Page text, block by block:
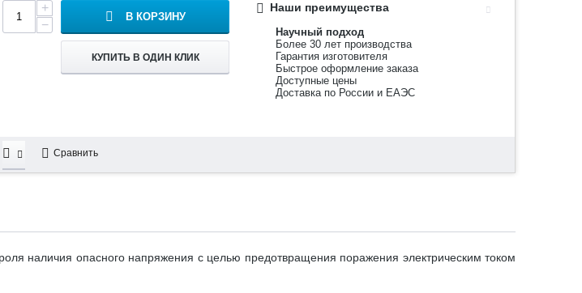
+
−
В КОРЗИНУ
КУПИТЬ В ОДИН КЛИК
Наши преимущества
Научный подход
Более 30 лет производства
Гарантия изготовителя
Быстрое оформление заказа
Доступные цены
Доставка по России и ЕАЭС
Сравнить
наличия опасного напряжения с целью предотвращения поражения электрическим током